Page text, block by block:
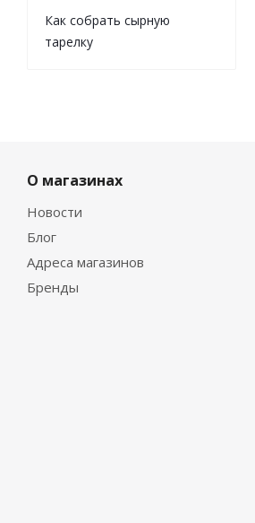
Как собрать сырную
тарелку
О магазинах
Новости
Блог
Адреса магазинов
Бренды